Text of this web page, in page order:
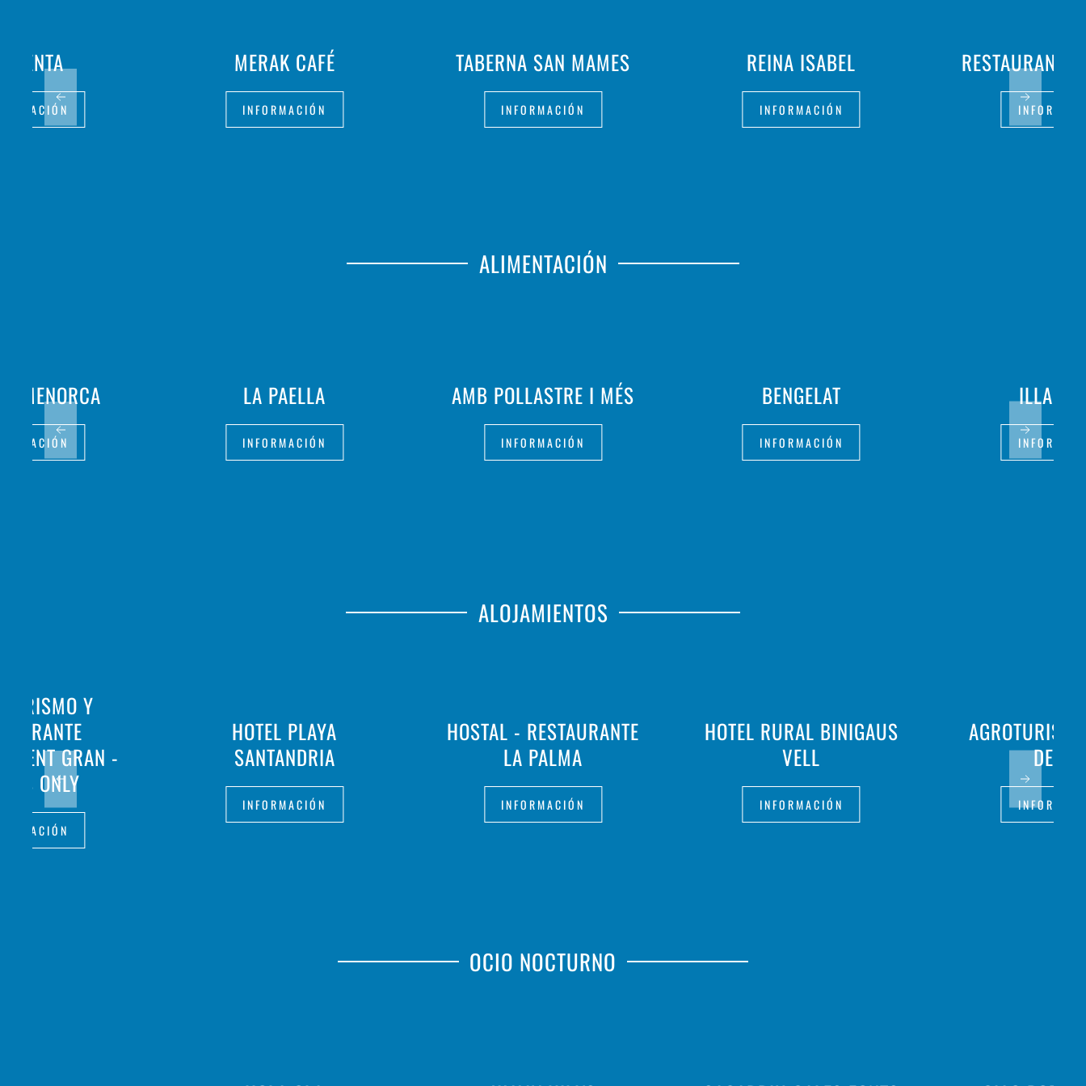
MERAK CAFÉ
INFORMACIÓN
TABERNA SAN MAMES
INFORMACIÓN
REINA ISABEL
INFORMACIÓN
RESTAURANTE
VENTA
ALIMENTACIÓN
LA PAELLA
INFORMACIÓN
AMB POLLASTRE I MÉS
INFORMACIÓN
BENGELAT
INFORMACIÓN
ILLA
MENORCA
ALOJAMIENTOS
HOTEL PLAYA
SANTANDRIA
INFORMACIÓN
HOSTAL - RESTAURANTE
LA PALMA
INFORMACIÓN
HOTEL RURAL BINIGAUS
VELL
INFORMACIÓN
DES PÍ
Y
GRAN -
ONLY
OCIO NOCTURNO